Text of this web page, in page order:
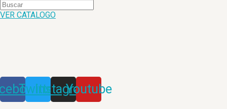
VER CATALOGO
TwitterInstagram
Youtube